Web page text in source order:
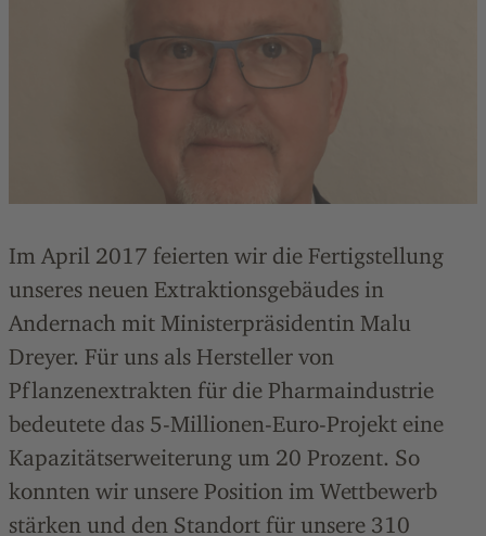
Im April 2017 feierten wir die Fertigstellung
unseres neuen Extraktionsgebäudes in
Andernach mit Ministerpräsidentin Malu
Dreyer. Für uns als Hersteller von
Pflanzenextrakten für die Pharmaindustrie
bedeutete das 5-Millionen-Euro-Projekt eine
Kapazitätserweiterung um 20 Prozent. So
konnten wir unsere Position im Wettbewerb
stärken und den Standort für unsere 310